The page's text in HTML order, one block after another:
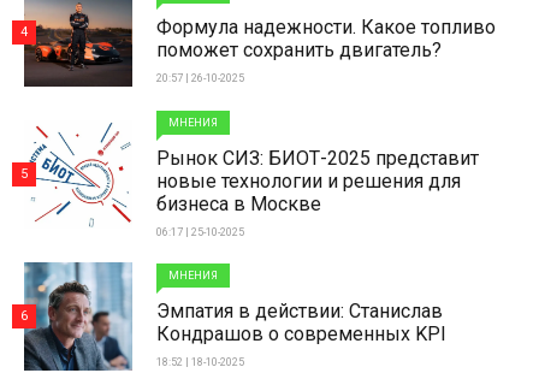
Формула надежности. Какое топливо
поможет сохранить двигатель?
20:57 | 26-10-2025
4
МНЕНИЯ
Рынок СИЗ: БИОТ-2025 представит
новые технологии и решения для
бизнеса в Москве
06:17 | 25-10-2025
5
МНЕНИЯ
Эмпатия в действии: Станислав
Кондрашов о современных KPI
18:52 | 18-10-2025
6